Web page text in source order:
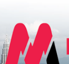
content